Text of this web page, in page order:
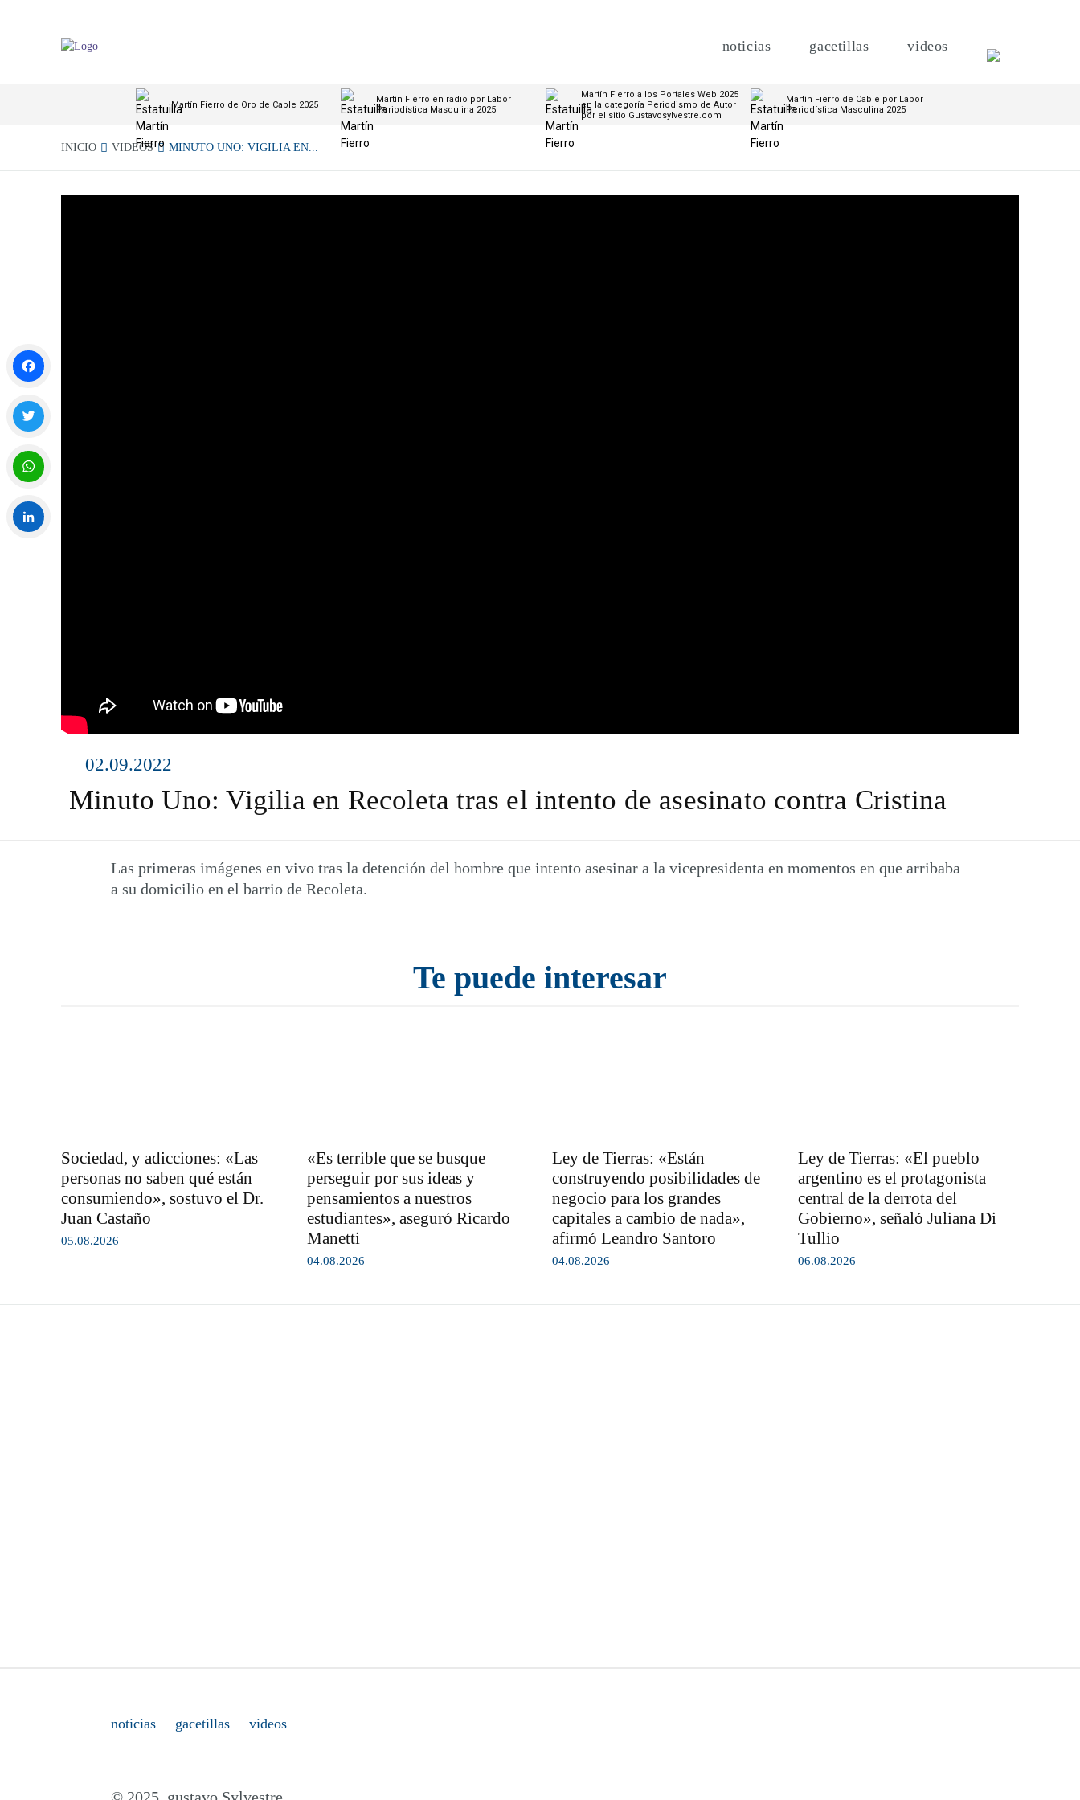
noticias gacetillas videos
Martín Fierro de Oro de Cable 2025
Martín Fierro en radio por Labor
Periodística Masculina 2025
Martín Fierro a los Portales Web 2025
en la categoría Periodismo de Autor
por el sitio Gustavosylvestre.com
Martín Fierro de Cable por Labor
Periodística Masculina 2025
INICIO VIDEOS MINUTO UNO: VIGILIA EN...
02.09.2022
Minuto Uno: Vigilia en Recoleta tras el intento de asesinato contra Cristina
Las primeras imágenes en vivo tras la detención del hombre que intento asesinar a la vicepresidenta en momentos en que arribaba
a su domicilio en el barrio de Recoleta.
Te puede interesar
Sociedad, y adicciones: «Las
personas no saben qué están
consumiendo», sostuvo el Dr.
Juan Castaño
05.08.2026
«Es terrible que se busque
perseguir por sus ideas y
pensamientos a nuestros
estudiantes», aseguró Ricardo
Manetti
04.08.2026
Ley de Tierras: «Están
construyendo posibilidades de
negocio para los grandes
capitales a cambio de nada»,
afirmó Leandro Santoro
04.08.2026
Ley de Tierras: «El pueblo
argentino es el protagonista
central de la derrota del
Gobierno», señaló Juliana Di
Tullio
06.08.2026
noticias gacetillas videos
Facebook
Twitter
WhatsApp